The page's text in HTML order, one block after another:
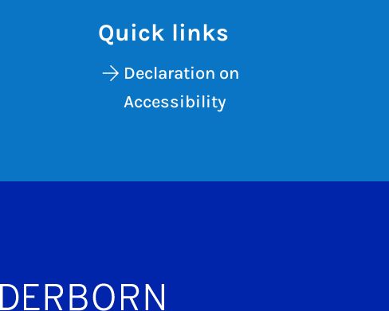
Quick links
Declaration on
Accessibility